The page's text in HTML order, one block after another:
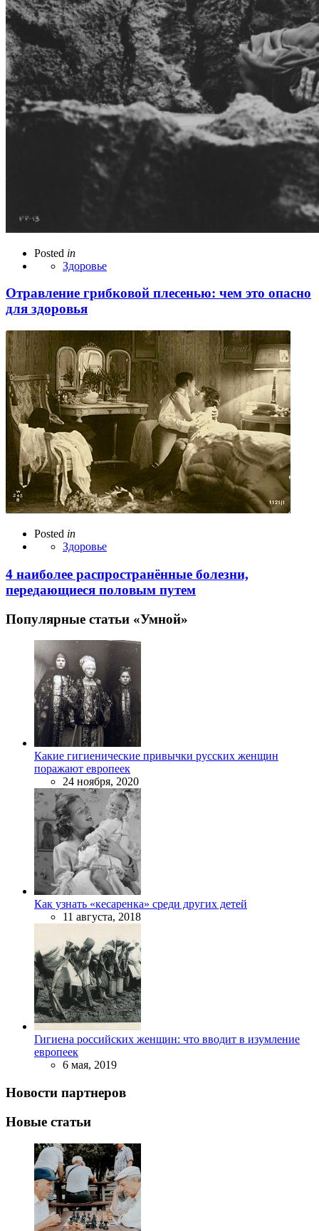
Posted in
Здоровье
Отравление грибковой плесенью: чем это опасно
для здоровья
Posted in
Здоровье
4 наиболее распространённые болезни,
передающиеся половым путем
Популярные статьи «Умной»
Какие гигиенические привычки русских женщин
поражают европеек
24 ноября, 2020
Как узнать «кесаренка» среди других детей
11 августа, 2018
Гигиена российских женщин: что вводит в изумление
европеек
6 мая, 2019
Новости партнеров
Новые статьи